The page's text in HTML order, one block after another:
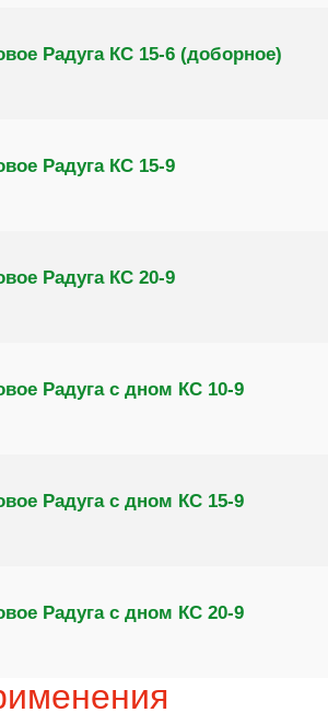
Радуга КС 15-6 (доборное)
Радуга КС 15-9
Радуга КС 20-9
Радуга с дном КС 10-9
Радуга с дном КС 15-9
Радуга с дном КС 20-9